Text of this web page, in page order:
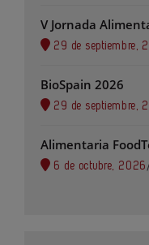
V Jornada
29 de septiembre,
BioSpain 2026
29 de septiembre,
Alimentaria
6 de octubre, 2026